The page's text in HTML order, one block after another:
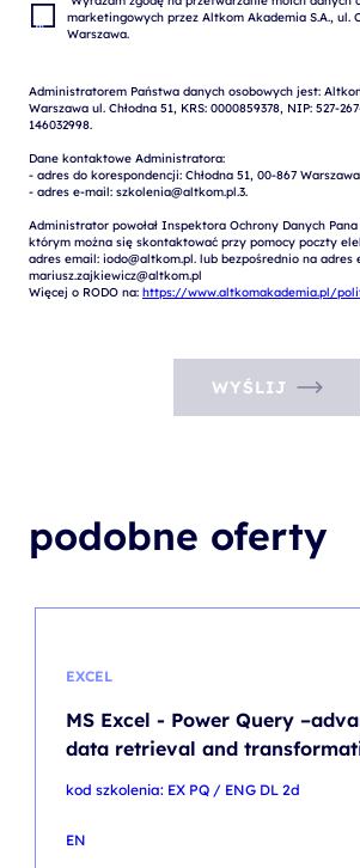
marketingowych przez Altkom Akademia S.A., ul.
Administratorem Państwa danych osobowych jest:
Warszawa ul. Chłodna 51, KRS: 0000859378, NIP: 527-
146032998.
Dane kontaktowe Administratora:
- adres do korespondencji: Chłodna 51, 00-867 Warszawa
- adres e-mail: szkolenia@altkom.pl.3.
Administrator powołał Inspektora Ochrony Danych
którym można się skontaktować przy pomocy poczty
adres email: iodo@altkom.pl. lub bezpośrednio na adres
mariusz.zajkiewicz@altkom.pl
Więcej o RODO na: https://www.altkomakademia.pl/
WYŚLIJ
podobne oferty
EXCEL
MS Excel - Power Query
data retrieval and
kod szkolenia: EX PQ / ENG DL 2d
EN